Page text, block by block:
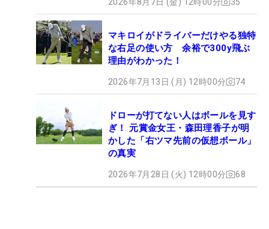
マキロイがドライバーだけやる独特
な右足の使い方 余裕で300y飛ぶ
理由がわかった！
2026年7月13日 (月) 12時00分 74
ドローが打てない人はボールを見す
ぎ！ 元賞金女王・森田理香子が明
かした「右ツマ先前の仮想ボール」
の真実
2026年7月28日 (火) 12時00分 68